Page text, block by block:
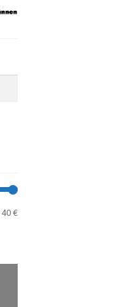
Minimihinta
Maksimihinta
40 €